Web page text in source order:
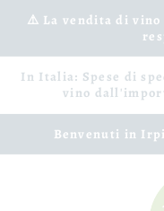
Vai
direttamente
⚠️ La vendita di vino
In Italia: Spese di
vino
Benvenuti in